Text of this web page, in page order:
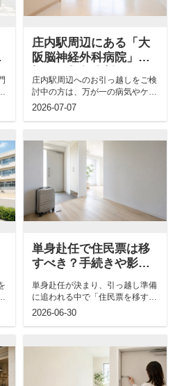
庄内駅周辺にある「大
阪脳神経外科病院」の
介
庄内駅周辺へのお引っ越しをご検
討中の方は、万が一の病気やケガ
の際にいつでも頼ることができる
2026-07-07
単身赴任で住民票は移
すべき？手続きや影響
単身赴任が決まり、引っ越し準備
に追われる中で「住民票を移すべ
きか」と悩まれる方は非常に多い
2026-06-30